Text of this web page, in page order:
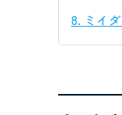
8. ミイ